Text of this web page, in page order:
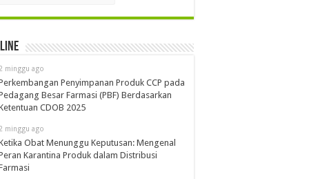
minggu ago
Penyimpanan Produk CCP pada
Besar Farmasi (PBF) Berdasarkan
CDOB 2025
minggu ago
Obat Menunggu Keputusan: Mengenal
Karantina Produk dalam Distribusi